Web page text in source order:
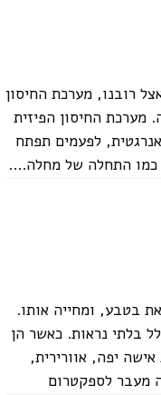
רובנו, מערכת החיסון
מערכת החיסון הפיזית
לפעמים תפתח
כמו התחלה של מחלה....
בטבע, ומחייה אותו.
בלתי נראות. כאשר הן
יפה, אוורירית,
מעבר לספקטרום